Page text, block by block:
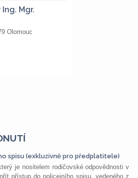
spisu (exkluzivně pro předplatitele)
je nositelem rodičovské odpovědnosti v
přístup do policejního spisu, vedeného z